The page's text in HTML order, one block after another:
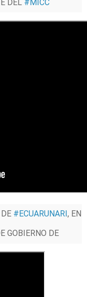
DEL #MICC
#ECUARUNARI, EN
GOBIERNO DE